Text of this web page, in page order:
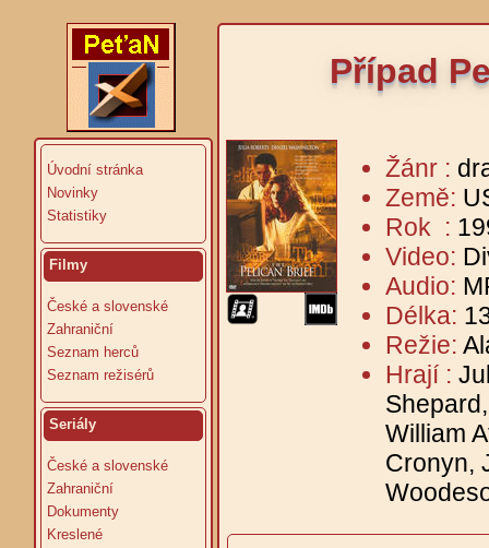
Úvodní stránka
Novinky
Statistiky
Filmy
České a slovenské
Zahraniční
Seznam herců
Seznam režisérů
Seriály
České a slovenské
Zahraniční
Dokumenty
Kreslené
Případ
Žánr :
Země:
Rok :
Video:
Audio:
Délka:
Režie:
Hrají :
William
Cronyn,